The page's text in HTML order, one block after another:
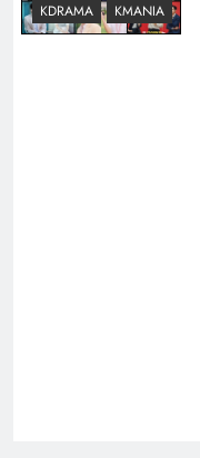
KDRAMA KMANIA